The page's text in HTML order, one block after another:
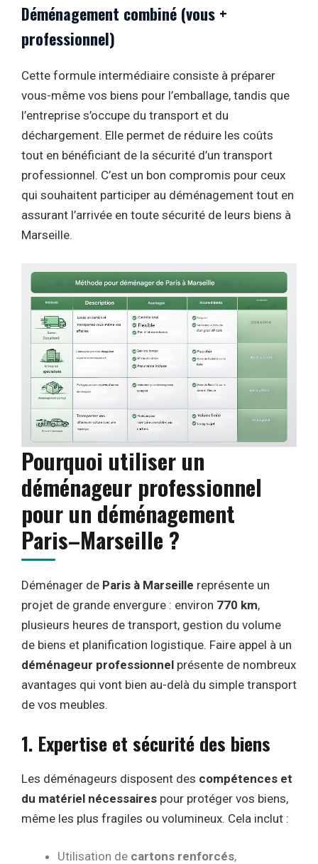
Déménagement combiné (vous +
professionnel)
Cette formule intermédiaire consiste à préparer
vous-même vos biens pour l’emballage, tandis que
l’entreprise s’occupe du transport et du
déchargement. Elle permet de réduire les coûts
tout en bénéficiant de la sécurité d’un transport
professionnel. C’est un bon compromis pour ceux
qui souhaitent participer au déménagement tout en
assurant l’arrivée en toute sécurité de leurs biens à
Marseille.
Pourquoi utiliser un
déménageur professionnel
pour un déménagement
Paris–Marseille ?
Déménager de Paris à Marseille représente un
projet de grande envergure : environ 770 km,
plusieurs heures de transport, gestion du volume
de biens et planification logistique. Faire appel à un
déménageur professionnel présente de nombreux
avantages qui vont bien au-delà du simple transport
de vos meubles.
1. Expertise et sécurité des biens
Les déménageurs disposent des compétences et
du matériel nécessaires pour protéger vos biens,
même les plus fragiles ou volumineux. Cela inclut :
Utilisation de cartons renforcés,